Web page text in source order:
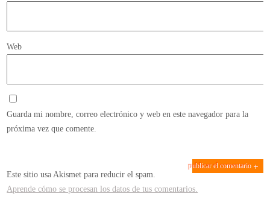
Web
Guarda mi nombre, correo electrónico y web en este navegador para la
próxima vez que comente.
Este sitio usa Akismet para reducir el spam.
Aprende cómo se procesan los datos de tus comentarios.